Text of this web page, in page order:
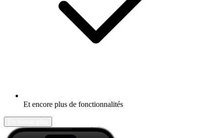
Et encore plus de fonctionnalités